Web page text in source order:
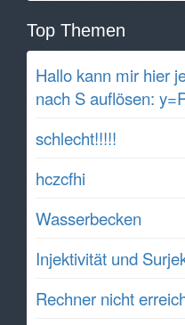
Top Themen
Hallo kann mir hier
nach S auflösen:
schlecht!!!!!
hczcfhi
Wasserbecken
Injektivität und
Rechner nicht